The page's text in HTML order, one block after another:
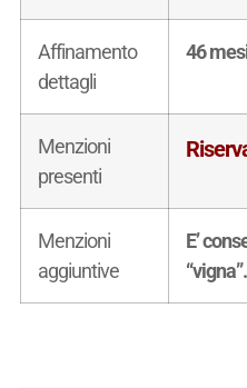
Affinamento
dettagli
46
Menzioni
presenti
Menzioni
aggiuntive
E’
“vigna”.